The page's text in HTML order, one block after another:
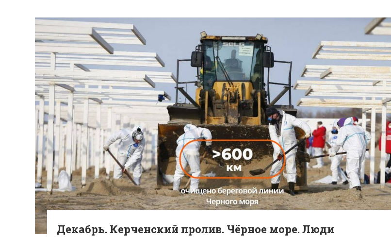
Декабрь. Керченский пролив. Чёрное море. Люди